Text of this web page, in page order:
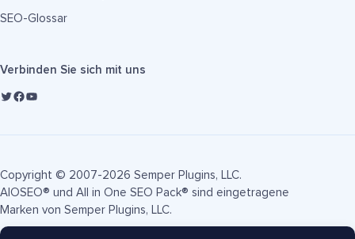
SEO-Glossar
Verbinden Sie sich mit uns
Copyright © 2007-2026 Semper Plugins, LLC.
AIOSEO® und All in One SEO Pack® sind eingetragene
Marken von Semper Plugins, LLC.